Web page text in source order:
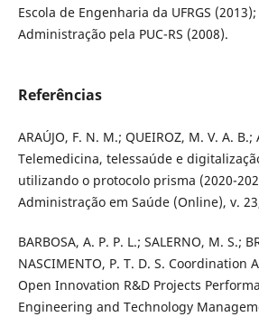
Escola de Engenharia da UFRGS
Administração pela PUC-RS (2008).
Referências
ARAÚJO, F. N. M.; QUEIROZ, M. V. A. B.;
Telemedicina, telessaúde e
utilizando o protocolo prisma (2020-
Administração em Saúde (Online), v.
BARBOSA, A. P. P. L.; SALERNO, M. S.;
NASCIMENTO, P. T. D. S. Coordination
Open Innovation R&D Projects
Engineering and Technology